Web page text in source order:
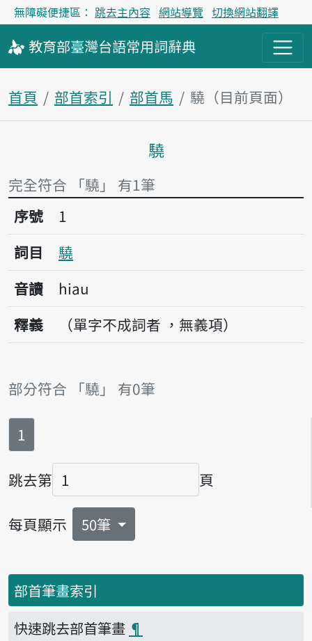
無障礙便捷區： 跳去主內容 網站導覽 切換網站翻譯
教育部臺灣台語常用詞辭典
首頁 部首索引 部首馬 驍（目前頁面）
主內容區塊
驍
完全符合 「驍」 有1筆
序號1驍
序號
1
詞目
驍
音讀
hiau
釋義
（單字不成詞者 ，無義項）
部分符合 「驍」 有0筆
第
1
跳去第
頁碼
頁
每頁顯示 50筆
部首筆畫索引
快速跳去部首筆畫 ¶